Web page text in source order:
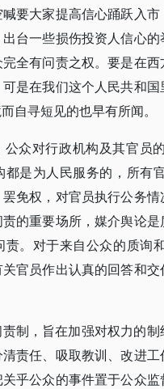
要大家提高信心踊跃入
台一些损伤投资人信心
全有问责之权。要是在
是在我们这个人民共和
自寻短见的也早有所闻。
众对行政机构及其官员
都是为人民服务的，所有
免权，对官员执行公务
的重要场所，媒介舆论
。对于来自公众的质询
官员作出认真的回答和
制，旨在加强对权力的
责任、吸取教训、改进
乎公众的事件置于公众